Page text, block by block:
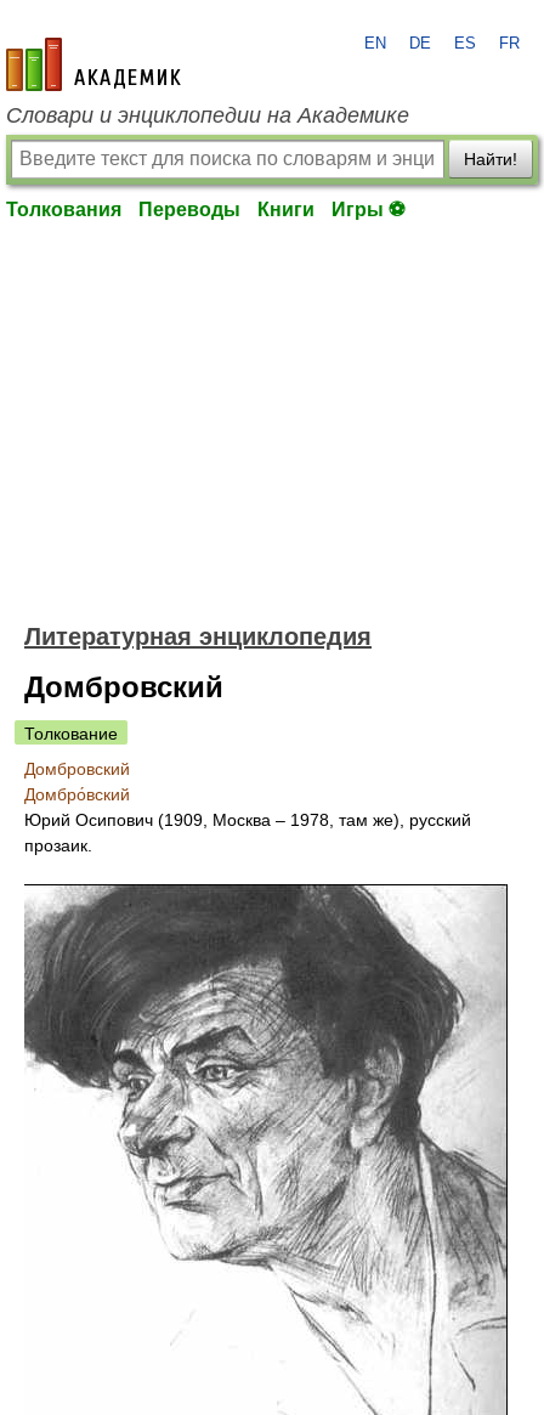
academic.ru
EN DE ES FR
Словари и энциклопедии на Академике
Найти!
Толкования Переводы Книги Игры ⚽
Литературная энциклопедия
Домбровский
Толкование
Домбровский
Домбро́вский
Юрий Осипович (1909, Москва – 1978, там же), русский
прозаик.